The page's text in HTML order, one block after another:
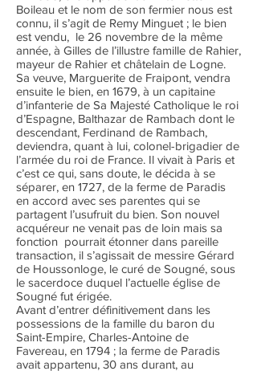
Boileau et le nom de son fermier nous est
connu, il s’agit de Remy Minguet ; le bien
est vendu, le 26 novembre de la même
année, à Gilles de l’illustre famille de Rahier,
mayeur de Rahier et châtelain de Logne.
Sa veuve, Marguerite de Fraipont, vendra
ensuite le bien, en 1679, à un capitaine
d’infanterie de Sa Majesté Catholique le roi
d’Espagne, Balthazar de Rambach dont le
descendant, Ferdinand de Rambach,
deviendra, quant à lui, colonel-brigadier de
l’armée du roi de France. Il vivait à Paris et
c’est ce qui, sans doute, le décida à se
séparer, en 1727, de la ferme de Paradis
en accord avec ses parentes qui se
partagent l’usufruit du bien. Son nouvel
acquéreur ne venait pas de loin mais sa
fonction pourrait étonner dans pareille
transaction, il s’agissait de messire Gérard
de Houssonloge, le curé de Sougné, sous
le sacerdoce duquel l’actuelle église de
Sougné fut érigée.
Avant d’entrer définitivement dans les
possessions de la famille du baron du
Saint-Empire, Charles-Antoine de
Favereau, en 1794 ; la ferme de Paradis
avait appartenu, 30 ans durant, au